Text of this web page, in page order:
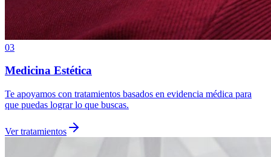
03
Medicina Estética
Te apoyamos con tratamientos basados en evidencia médica para
que puedas lograr lo que buscas.
Ver tratamientos